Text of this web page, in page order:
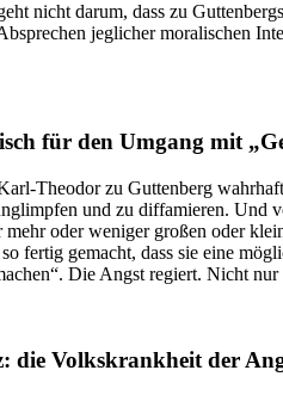
nicht darum, dass zu
jeglicher moralischen
für den Umgang mit
Theodor zu Guttenberg
und zu diffamieren. Und
mehr oder weniger großen oder
fertig gemacht, dass sie eine
Die Angst regiert. Nicht
die Volkskrankheit der